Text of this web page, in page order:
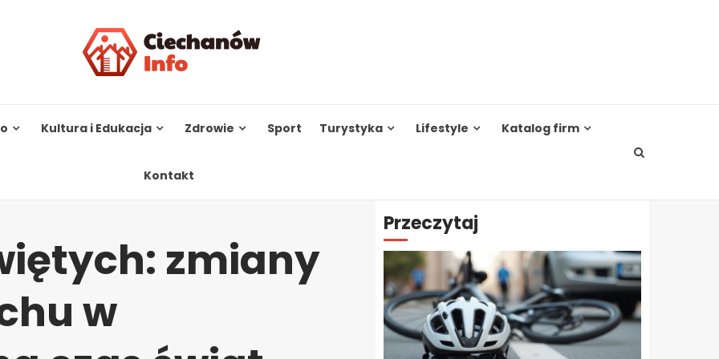
Kultura i Edukacja Zdrowie Sport Turystyka Lifestyle Katalog firm
Kontakt
zmiany
w
Przeczytaj